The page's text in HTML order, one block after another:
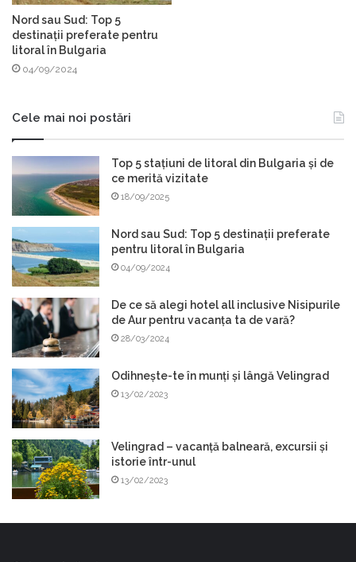
Nord sau Sud: Top 5
destinații preferate pentru
litoral în Bulgaria
04/09/2024
Cele mai noi postări
Top 5 stațiuni de litoral din Bulgaria și de
ce merită vizitate
18/09/2025
Nord sau Sud: Top 5 destinații preferate
pentru litoral în Bulgaria
04/09/2024
De ce să alegi hotel all inclusive Nisipurile
de Aur pentru vacanța ta de vară?
28/03/2024
Odihnește-te în munți și lângă Velingrad
13/02/2023
Velingrad – vacanță balneară, excursii și
istorie într-unul
13/02/2023